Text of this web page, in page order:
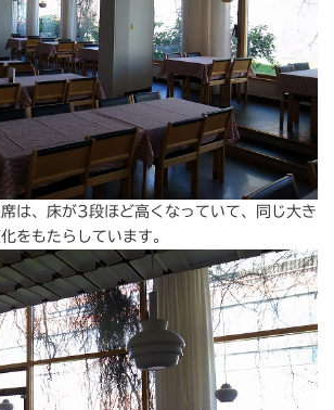
は、床が3段ほど高くなっていて、同じ大き
をもたらしています。